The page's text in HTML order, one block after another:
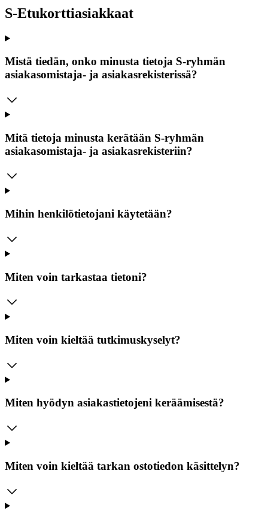
S-Etukorttiasiakkaat
Mistä tiedän, onko minusta tietoja S-ryhmän
asiakasomistaja- ja asiakasrekisterissä?
Mitä tietoja minusta kerätään S-ryhmän
asiakasomistaja- ja asiakasrekisteriin?
Mihin henkilötietojani käytetään?
Miten voin tarkastaa tietoni?
Miten voin kieltää tutkimuskyselyt?
Miten hyödyn asiakastietojeni keräämisestä?
Miten voin kieltää tarkan ostotiedon käsittelyn?